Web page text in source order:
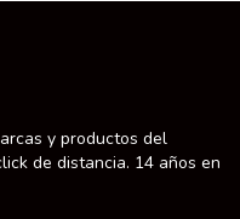
y productos del
de distancia. 14 años en